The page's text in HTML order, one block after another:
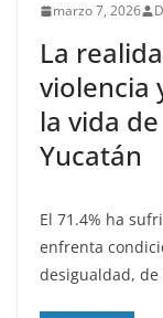
marzo 7, 2026
La
violencia
la vida
Yucatán
El 71.4% ha
enfrenta
desigualdad, de